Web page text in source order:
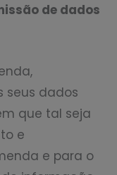
de dados
seus dados
que tal seja
e
e para o